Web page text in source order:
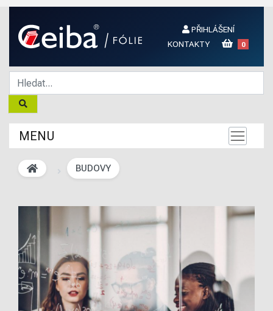
PŘIHLÁŠENÍ
KONTAKTY
0
MENU
BUDOVY